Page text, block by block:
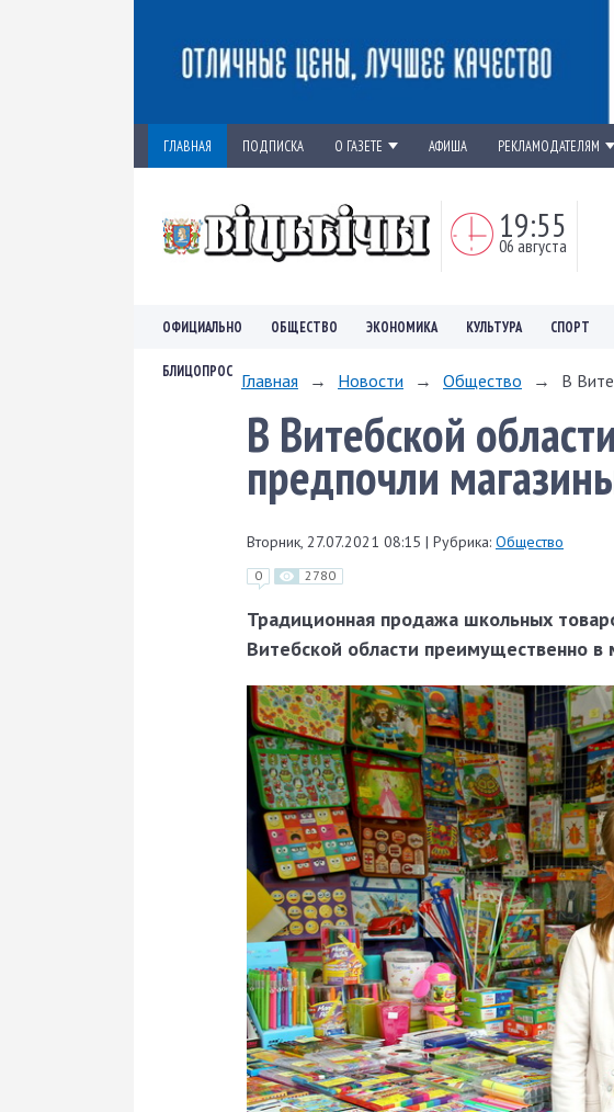
ГЛАВНАЯ ПОДПИСКА О ГАЗЕТЕ АФИША РЕКЛАМОДАТЕЛЯМ
19:55
06 августа
ОФИЦИАЛЬНО ОБЩЕСТВО ЭКОНОМИКА КУЛЬТУРА СПОРТ
БЛИЦОПРОС Главная → Новости → Общество → В
В Витебской
предпочли
Вторник, 27.07.2021 08:15 | Рубрика: Общество
0 2780
Традиционная продажа школьных
Витебской области преимущественно в